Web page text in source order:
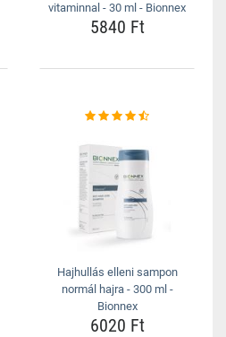
vitaminnal - 30 ml - Bionnex
5840 Ft
Hajhullás elleni sampon
normál hajra - 300 ml -
Bionnex
6020 Ft